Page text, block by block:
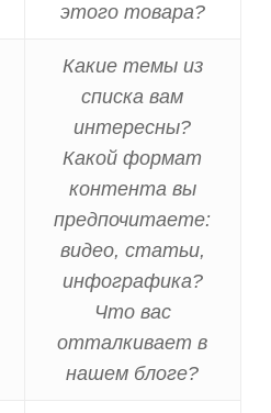
этого товара?
Какие темы из
списка вам
интересны?
Какой формат
контента вы
предпочитаете:
видео, статьи,
инфографика?
Что вас
отталкивает в
нашем блоге?